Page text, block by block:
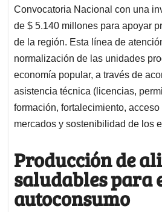
Convocatoria Nacional con una
de $ 5.140 millones para apoyar
de la región. Esta línea de
normalización de las unidades
economía popular, a través de
asistencia técnica (licencias,
formación, fortalecimiento,
mercados y sostenibilidad de los
Producción de
saludables para
autoconsumo